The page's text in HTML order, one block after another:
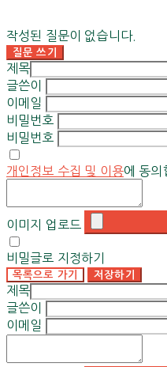
작성된 질문이 없습니다.
질문 쓰기
제목
글쓴이
이메일
비밀번호
비밀번호
개인정보 수집 및 이용에 동의
이미지 업로드
비밀글로 지정하기
목록으로 가기 저장하기
제목
글쓴이
이메일